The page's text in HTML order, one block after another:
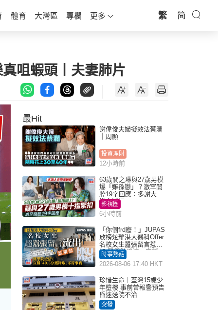
體育 大灣區 專欄 更多 繁 简
咀蝦頭丨夫妻肺片
最Hit
謝偉俊夫婦擬效法蔡瀾
｜周顯
投資理財
12小時前
63歲關之琳與27歲男模
爆「嫲孫戀」？激罕開
腔19字回應：多謝大家
掛念近況
影視圈
6小時前
「你個frd廢！」JUPAS
放榜炫耀港大醫科Offer
名校女生囂張留言惹眾
怒 醫學院澄清：宣稱
「40.5分獲錄取」不符事
實｜Juicy叮
時事熱話
2026-08-06 17:40 HKT
珍惜生命｜荃灣15歲少
年墮樓 事前曾報警預告
昏迷送院不治
突發